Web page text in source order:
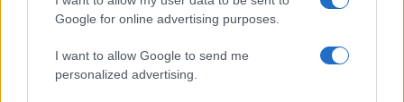
Google for online advertising purposes.
I want to allow Google to send me
personalized advertising.
años, la iglesia y el monasterio del siglo XVI
cuentan con una arquitectura asombrosa, con
una rica ornamentación y decoraciones divinas